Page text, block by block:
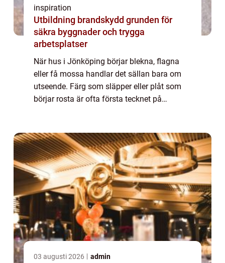
inspiration
Utbildning brandskydd grunden för
säkra byggnader och trygga
arbetsplatser
När hus i Jönköping börjar blekna, flagna
eller få mossa handlar det sällan bara om
utseende. Färg som släpper eller plåt som
börjar rosta är ofta första tecknet på
03 augusti 2026 admin